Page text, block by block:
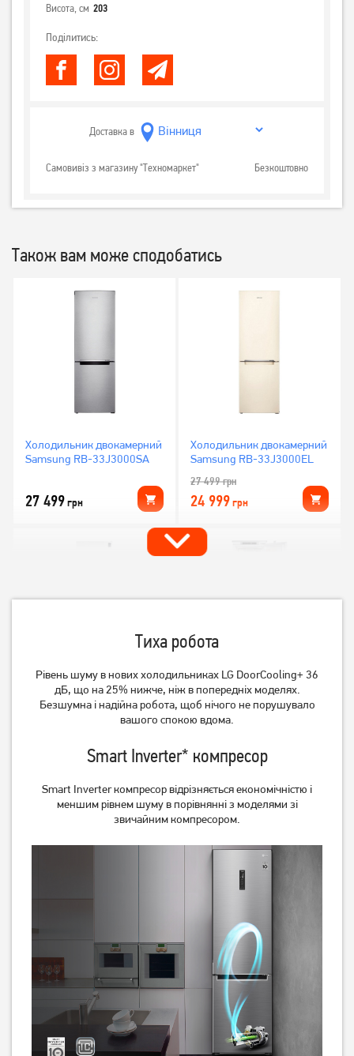
Висота, см 203
Поділитись:
Доставка в
Самовивіз з магазину "Техномаркет" Безкоштовно
Також вам може сподобатись
Холодильник двокамерний
Samsung RB-33J3000SA
27 499грн
Холодильник двокамерний
Samsung RB-33J3000EL
27 499грн
24 999грн
Холодильник Bosch
KGN39XW326
Холодильник
вбудовуваний Beko
BCNA306E3S
29 999грн
Холодильник Midea
MDRB424FGF01I
Немає в наявності
Холодильник Midea
MDRD142SLF01
Немає в наявності
Тиха робота
Рівень шуму в нових холодильниках LG DoorCooling+ 36
дБ, що на 25% нижче, ніж в попередніх моделях.
Безшумна і надійна робота, щоб нічого не порушувало
вашого спокою вдома.
Smart Inverter* компресор
Smart Inverter компресор відрізняється економічністю і
меншим рівнем шуму в порівнянні з моделями зі
звичайним компресором.